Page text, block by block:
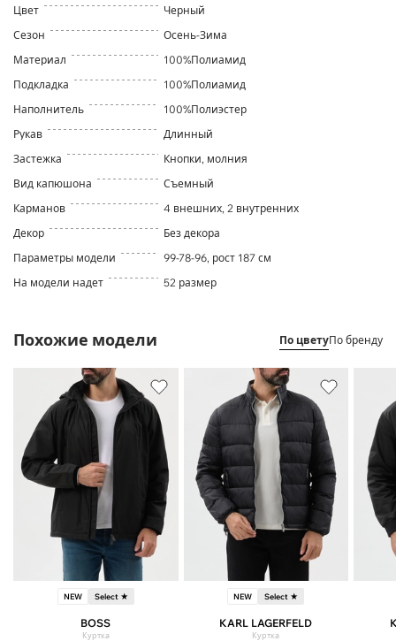
Цвет
Черный
Сезон
Осень-Зима
Материал
100%Полиамид
Подкладка
100%Полиамид
Наполнитель
100%Полиэстер
Рукав
Длинный
Застежка
Кнопки, молния
Вид капюшона
Съемный
Карманов
4 внешних, 2 внутренних
Декор
Без декора
Параметры модели
99-78-96, рост 187 см
На модели надет
52 размер
Похожие модели По цветуПо бренду
NEW Select ★
BOSS
Куртка
NEW Select ★
KARL LAGERFELD
Куртка